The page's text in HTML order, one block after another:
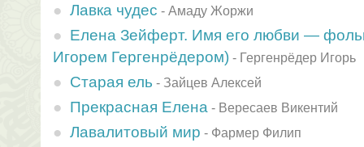
Лавка чудес - Амаду Жоржи
Елена Зейферт. Имя его любви —
Игорем Гергенрёдером) - Гергенрёдер Игорь
Старая ель - Зайцев Алексей
Прекрасная Елена - Вересаев Викентий
Лавалитовый мир - Фармер Филип